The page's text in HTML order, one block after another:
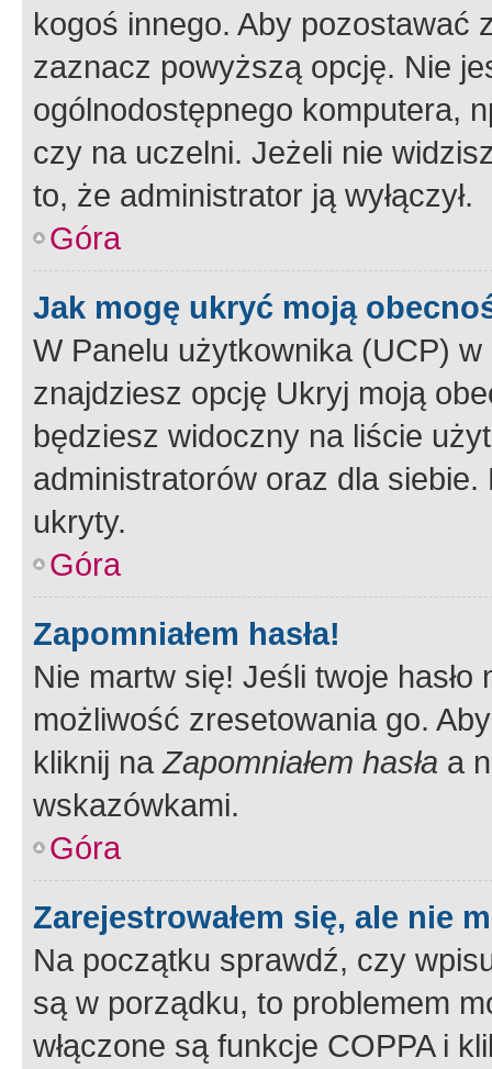
kogoś innego. Aby pozostawać
zaznacz powyższą opcję. Nie
ogólnodostępnego komputera,
czy na uczelni. Jeżeli nie
to, że administrator ją wyłączył.
Góra
Jak mogę ukryć moją
W Panelu użytkownika (UCP) w
znajdziesz opcję Ukryj moją
będziesz widoczny na liście
administratorów oraz dla
ukryty.
Góra
Zapomniałem hasła!
Nie martw się! Jeśli twoje
możliwość zresetowania go.
kliknij naZapomniałem hasła a
wskazówkami.
Góra
Zarejestrowałem się, ale nie
Na początku sprawdź, czy
są w porządku, to problemem
włączone są funkcje COPPA i